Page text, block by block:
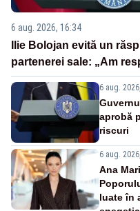
6 aug. 2026, 16:34
Ilie Bolojan evită un
partenerei sale: „Am
6 aug.
aprobă
riscuri
6 aug.
Ana
luate în